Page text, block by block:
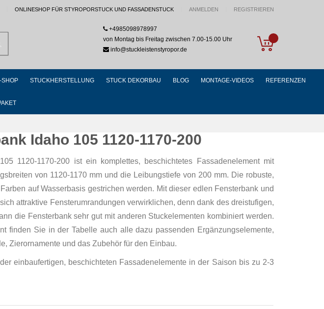
ONLINESHOP FÜR STYROPORSTUCK UND FASSADENSTUCK ANMELDEN REGISTRIEREN
My Cart
+4985098978997
von Montag bis Freitag zwischen 7.00-15.00 Uhr
info@stuckleistenstyropor.de
SHOP STUCKHERSTELLUNG STUCK DEKORBAU BLOG MONTAGE-VIDEOS REFERENZEN
Idaho 105 1120-1170-200
1120-1170-200 ist ein komplettes, beschichtetes Fassadenelement mit
von 1120-1170 mm und die Leibungstiefe von 200 mm. Die robuste,
auf Wasserbasis gestrichen werden. Mit dieser edlen Fensterbank und
attraktive Fensterumrandungen verwirklichen, denn dank des dreistufigen,
die Fensterbank sehr gut mit anderen Stuckelementen kombiniert werden.
finden Sie in der Tabelle auch alle dazu passenden Ergänzungselemente,
Zierornamente und das Zubehör für den Einbau.
einbaufertigen, beschichteten Fassadenelemente in der Saison bis zu 2-3